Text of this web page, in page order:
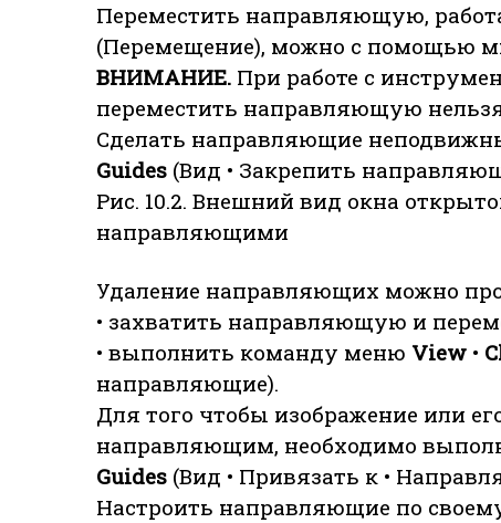
Переместить направляющую,
(Перемещение), можно с помощью
ВНИМАНИЕ. При работе с
переместить направляющую
Сделать направляющие
Guides (Вид • Закрепить
Рис. 10.2. Внешний вид окна
направляющими
Удаление направляющих можно
• захватить направляющую и
• выполнить команду меню View •
направляющие).
Для того чтобы изображение или
направляющим, необходимо
Guides (Вид • Привязать к •
Настроить направляющие по